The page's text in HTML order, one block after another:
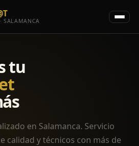
SALAMANCA
tu
en Salamanca. Servicio
calidad y técnicos con más de